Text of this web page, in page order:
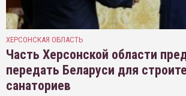
ХЕРСОНСКАЯ ОБЛАСТЬ
Часть Херсонской области
передать Беларуси для
санаториев